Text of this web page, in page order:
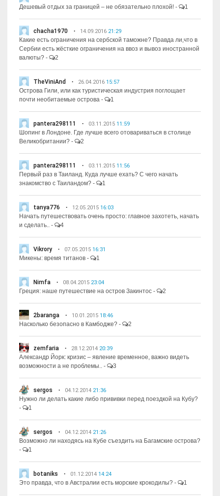
Дешевый отдых за границей – не обязательно плохой! - 1
chacha1970 14.09.2016 21:29
Какие есть ограничения на сербской таможне? Правда ли,что в
Сербии есть жёсткие ограничения на ввоз и вывоз иностранной
валюты? - 2
TheViniAnd 26.04.2016 15:57
Острова Гили, или как туристическая индустрия поглощает
почти необитаемые острова - 1
pantera298111 03.11.2015 11:59
Шопинг в Лондоне. Где лучше всего отовариваться в столице
Великобритании? - 2
pantera298111 03.11.2015 11:56
Первый раз в Таиланд. Куда лучше ехать? С чего начать
знакомство с Таиландом? - 1
tanya776 12.05.2015 16:03
Начать путешествовать очень просто: главное захотеть, начать
и сделать.. - 4
Vikrory 07.05.2015 16:31
Микены: время титанов - 1
Nimfa 08.04.2015 23:04
Греция: наше путешествие на остров Закинтос - 2
2baranga 10.01.2015 18:46
Насколько безопасно в Камбодже? - 2
zemfaria 28.12.2014 20:39
Александр Йорк: кризис – явление временное, важно видеть
возможности а не проблемы.. - 3
sergos 04.12.2014 21:36
Нужно ли делать какие либо прививки перед поездкой на Кубу?
-
1
sergos 04.12.2014 21:26
Возможно ли находясь на Кубе съездить на Багамские острова?
-
1
botaniks 01.12.2014 14:24
Это правда, что в Австралии есть морские крокодилы? - 1